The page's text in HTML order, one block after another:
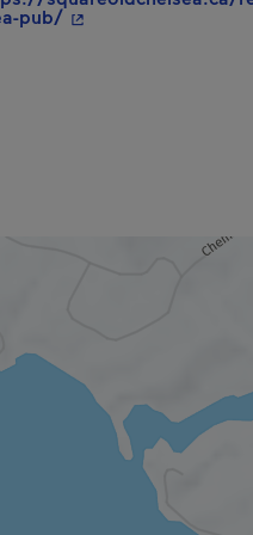
pub/- Cet hyperlien